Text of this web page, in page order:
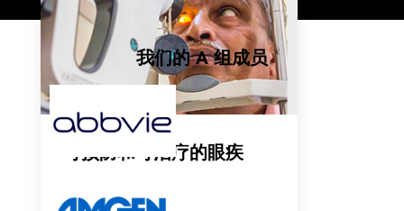
可预防和可治疗的眼疾
我们的 A 组成员